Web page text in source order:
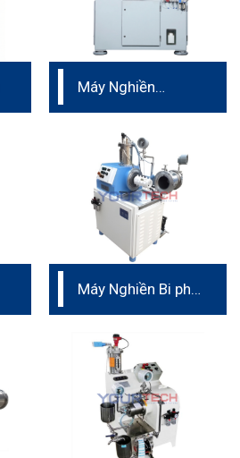
Máy Nghiền
Máy Nghiền Bi phá